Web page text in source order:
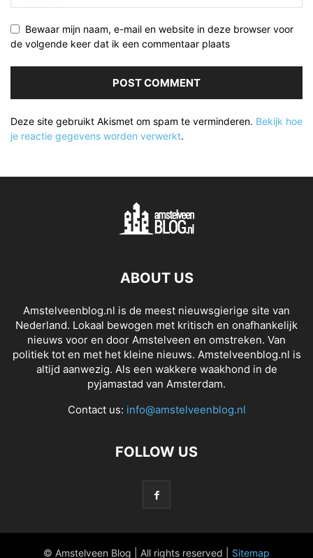
Bewaar mijn naam, e-mail en website in deze browser voor
de volgende keer dat ik een commentaar plaats
Deze site gebruikt Akismet om spam te verminderen. Bekijk hoe
je reactie gegevens worden verwerkt.
ABOUT US
Amstelveenblog.nl is de meest nieuwsgierige site van
Nederland. Lokaal bewogen met kritisch en onafhankelijk
nieuws voor en door Amstelveen en omstreken. Van
politiek tot en met het kleine nieuws. Amstelveenblog.nl is
altijd aanwezig. Als een wakkere waakhond in de
pyjamastad van Amsterdam.
Contact us: info@amstelveenblog.nl
FOLLOW US
© Amstelveen Blog | All rights reserved | Sitemap